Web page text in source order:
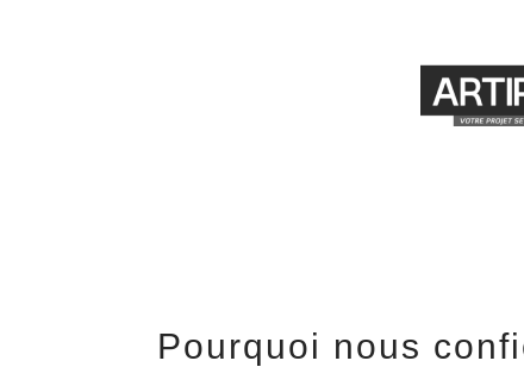
Pourquoi nous